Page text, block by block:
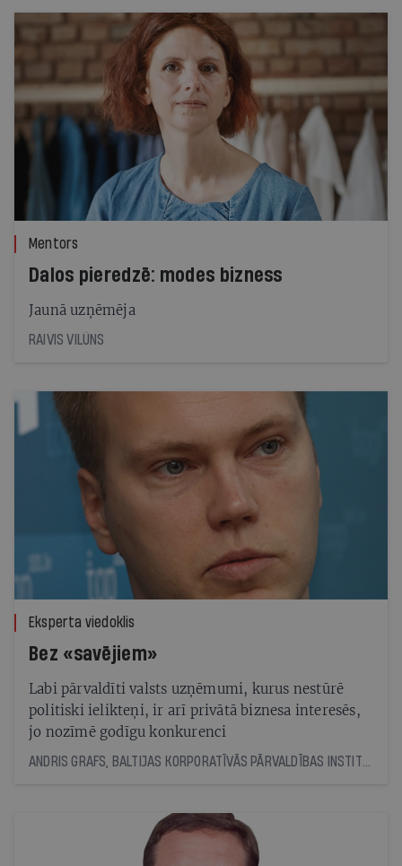
Mentors
Dalos pieredzē: modes bizness
Jaunā uzņēmēja
RAIVIS VILŪNS
Eksperta viedoklis
Bez «savējiem»
Labi pārvaldīti valsts uzņēmumi, kurus nestūrē
politiski ielikteņi, ir arī privātā biznesa interesēs,
jo nozīmē godīgu konkurenci